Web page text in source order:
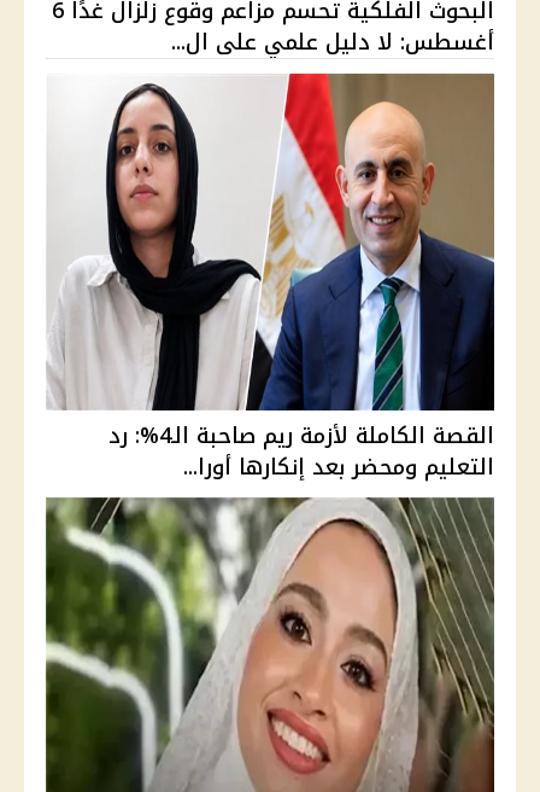
البحوث الفلكية تحسم مزاعم وقوع زلزال غدًا 6
أغسطس: لا دليل علمي على ال...
القصة الكاملة لأزمة ريم صاحبة الـ4%: رد
التعليم ومحضر بعد إنكارها أورا...